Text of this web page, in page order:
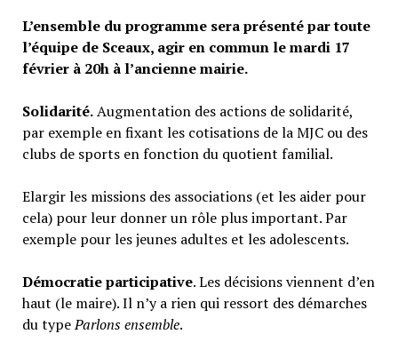
L’ensemble du programme sera présenté par toute
l’équipe de Sceaux, agir en commun le mardi 17
février à 20h à l’ancienne mairie.
Solidarité.Augmentation des actions de solidarité,
par exemple en fixant les cotisations de la MJC ou des
clubs de sports en fonction du quotient familial.
Elargir les missions des associations (et les aider pour
cela) pour leur donner un rôle plus important. Par
exemple pour les jeunes adultes et les adolescents.
Démocratie participative. Les décisions viennent d’en
haut (le maire). Il n’y a rien qui ressort des démarches
du typeParlons ensemble.